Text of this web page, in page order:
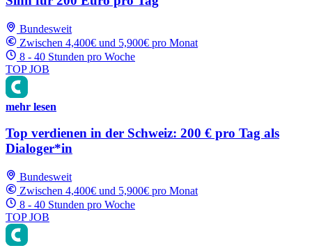
Bundesweit
Zwischen 4,400€ und 5,900€ pro Monat
8 - 40 Stunden pro Woche
TOP JOB
mehr lesen
Top verdienen in der Schweiz: 200 € pro Tag als
Dialoger*in
Bundesweit
Zwischen 4,400€ und 5,900€ pro Monat
8 - 40 Stunden pro Woche
TOP JOB